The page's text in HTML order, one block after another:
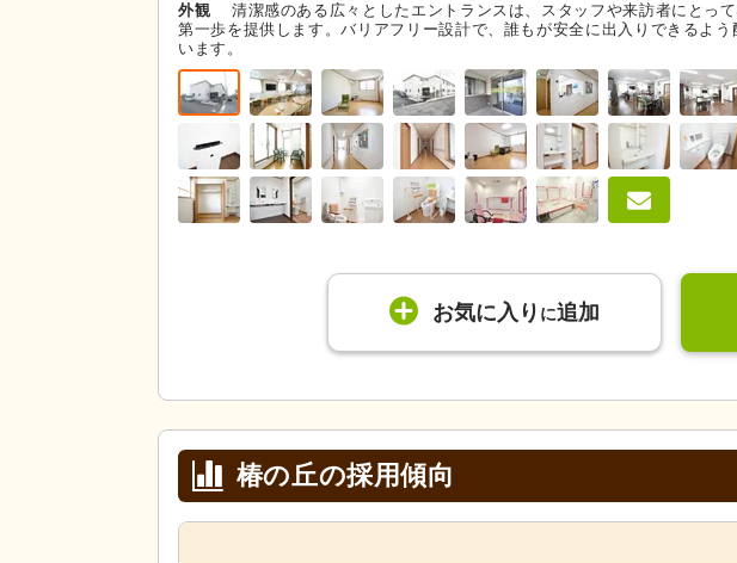
外観
清潔感のある広々としたエントランスは、スタッフや来訪者にとっ
第一歩を提供します。バリアフリー設計で、誰もが安全に出入りできるよう
います。
お気に入り に追加
椿の丘の採用傾向